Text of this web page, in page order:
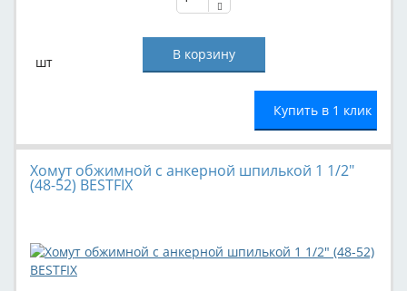
шт
Купить в 1 клик
Хомут обжимной с анкерной шпилькой 1 1/2"
(48-52) BESTFIX